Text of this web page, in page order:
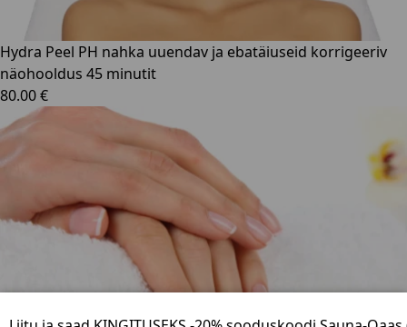
Hydra Peel PH nahka uuendav ja ebatäiuseid korrigeeriv
näohooldus 45 minutit
80.00 €